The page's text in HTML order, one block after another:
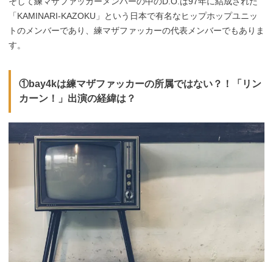
「KAMINARI-KAZOKU」という日本で有名なヒップホップユニッ
トのメンバーであり、練マザファッカーの代表メンバーでもありま
す。
①bay4kは練マザファッカーの所属ではない？！「リン
カーン！」出演の経緯は？